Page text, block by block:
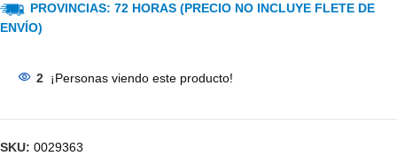
PROVINCIAS: 72 HORAS (PRECIO NO INCLUYE FLETE DE
ENVÍO)
2 ¡Personas viendo este producto!
SKU: 0029363